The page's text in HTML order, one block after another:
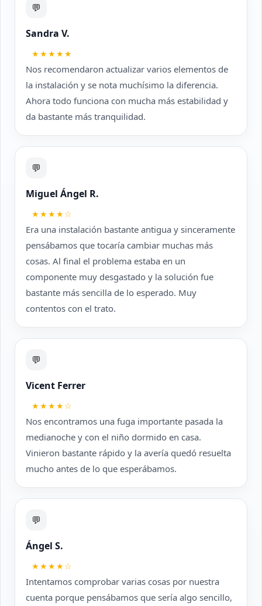
💬
Sandra V.
★★★★★
Nos recomendaron actualizar varios elementos de
la instalación y se nota muchísimo la diferencia.
Ahora todo funciona con mucha más estabilidad y
da bastante más tranquilidad.
💬
Miguel Ángel R.
★★★★☆
Era una instalación bastante antigua y sinceramente
pensábamos que tocaría cambiar muchas más
cosas. Al final el problema estaba en un
componente muy desgastado y la solución fue
bastante más sencilla de lo esperado. Muy
contentos con el trato.
💬
Vicent Ferrer
★★★★☆
Nos encontramos una fuga importante pasada la
medianoche y con el niño dormido en casa.
Vinieron bastante rápido y la avería quedó resuelta
mucho antes de lo que esperábamos.
💬
Ángel S.
★★★★☆
Intentamos comprobar varias cosas por nuestra
cuenta porque pensábamos que sería algo sencillo,